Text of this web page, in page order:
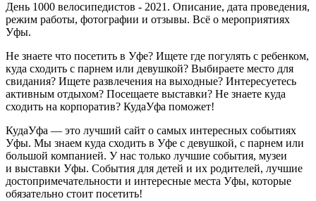
День 1000 велосипедистов - 2021. Описание, дата проведения,
режим работы, фотографии и отзывы. Всё о мероприятиях
Уфы.
Не знаете что посетить в Уфе? Ищете где погулять с ребенком,
куда сходить с парнем или девушкой? Выбираете место для
свидания? Ищете развлечения на выходные? Интересуетесь
активным отдыхом? Посещаете выставки? Не знаете куда
сходить на корпоратив? КудаУфа поможет!
КудаУфа — это лучший сайт о самых интересных событиях
Уфы. Мы знаем куда сходить в Уфе с девушкой, с парнем или
большой компанией. У нас только лучшие события, музеи
и выставки Уфы. События для детей и их родителей, лучшие
достопримечательности и интересные места Уфы, которые
обязательно стоит посетить!